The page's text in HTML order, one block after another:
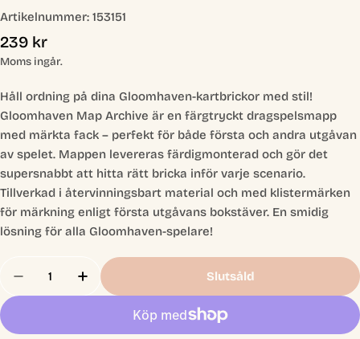
Artikelnummer: 153151
Ordinarie
pris
239 kr
Moms ingår.
Håll ordning på dina Gloomhaven-kartbrickor med stil!
Gloomhaven Map Archive är en färgtryckt dragspelsmapp
med märkta fack – perfekt för både första och andra utgåvan
av spelet. Mappen levereras färdigmonterad och gör det
supersnabbt att hitta rätt bricka inför varje scenario.
Tillverkad i återvinningsbart material och med klistermärken
för märkning enligt första utgåvans bokstäver. En smidig
lösning för alla Gloomhaven-spelare!
Minska
Slutsåld